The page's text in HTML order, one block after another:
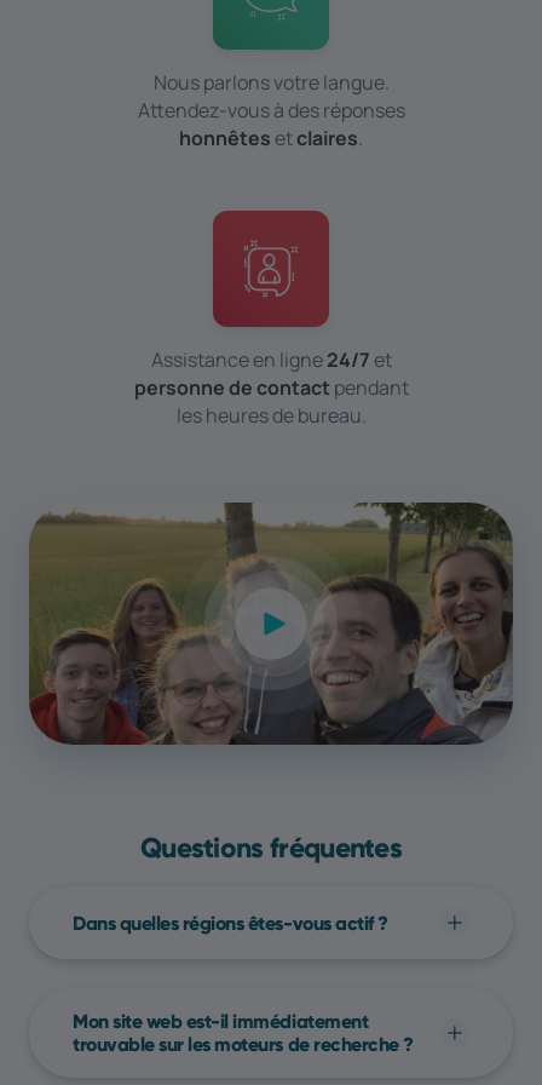
Nous parlons votre langue.
Attendez-vous à des réponses
honnêtes etclaires.
Assistance en ligne24/7 et
personne de contact pendant
les heures de bureau.
Questions fréquentes
Dans quelles régions êtes-vous actif ?
distance. Cela nous permet d'offrir le même
service à chaque entreprise belge, que vous
Mon site web est-il immédiatement
trouvable sur les moteurs de recherche ?